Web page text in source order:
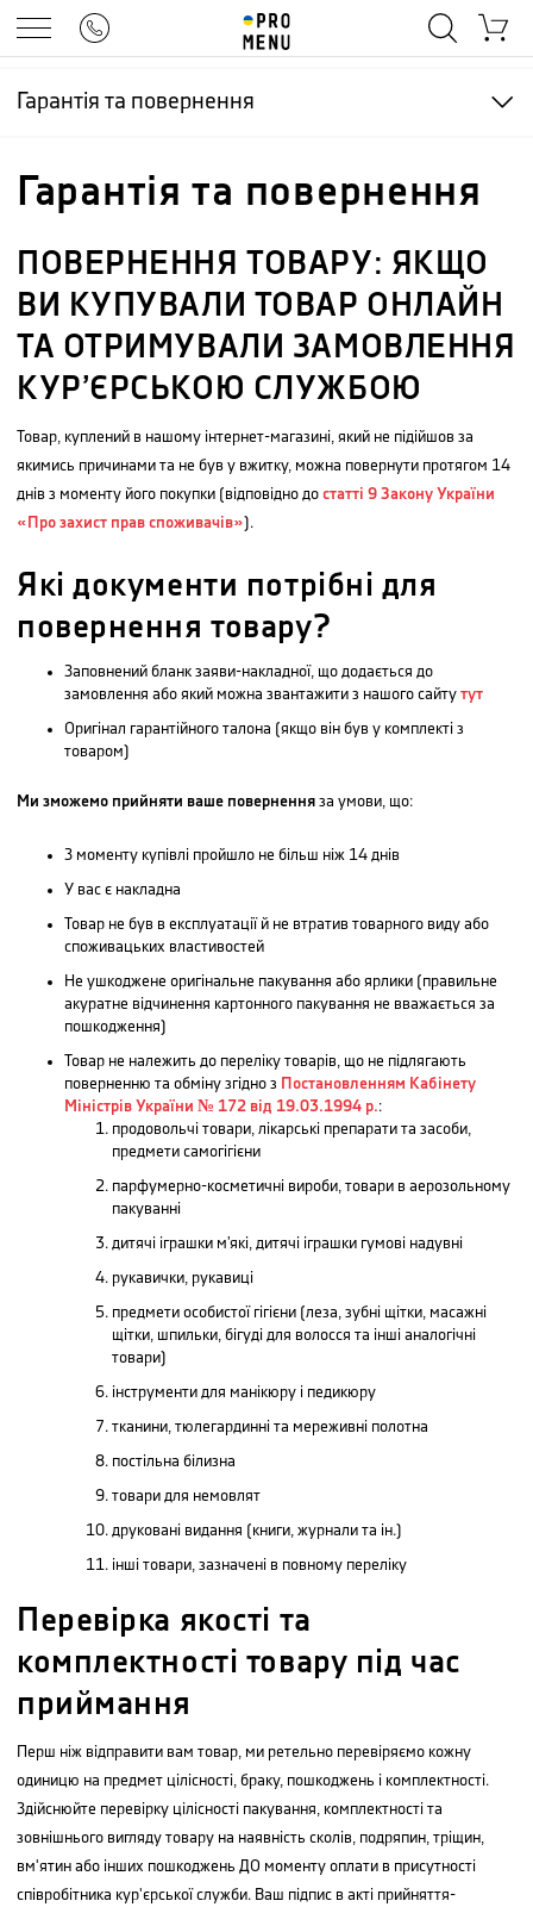
Гарантія та повернення
Гарантія та повернення
ПОВЕРНЕННЯ ТОВАРУ: ЯКЩО
ВИ КУПУВАЛИ ТОВАР ОНЛАЙН
ТА ОТРИМУВАЛИ ЗАМОВЛЕННЯ
КУР’ЄРСЬКОЮ СЛУЖБОЮ
Товар, куплений в нашому інтернет-магазині, який не підійшов за
якимись причинами та не був у вжитку, можна повернути протягом 14
днів з моменту його покупки (відповідно до статті 9 Закону України
«Про захист прав споживачів»).
Які документи потрібні для
повернення товару?
Заповнений бланк заяви-накладної, що додається до
замовлення або який можна звантажити з нашого сайту тут
Оригінал гарантійного талона (якщо він був у комплекті з
товаром)
Ми зможемо прийняти ваше повернення за умови, що:
З моменту купівлі пройшло не більш ніж 14 днів
У вас є накладна
Товар не був в експлуатації й не втратив товарного виду або
споживацьких властивостей
Не ушкоджене оригінальне пакування або ярлики (правильне
акуратне відчинення картонного пакування не вважається за
пошкодження)
Товар не належить до переліку товарів, що не підлягають
поверненню та обміну згідно з П​остановленням Кабінету
Міністрів України № 172 від 19.03.1994 р.:
продовольчі товари, лікарські препарати та засоби,
предмети самогігієни
парфумерно-косметичні вироби, товари в аерозольному
пакуванні
дитячі іграшки м’які, дитячі іграшки гумові надувні
рукавички, рукавиці
предмети особистої гігієни (леза, зубні щітки, масажні
щітки, шпильки, бігуді для волосся та інші аналогічні
товари)
інструменти для манікюру і педикюру
тканини, тюлегардинні та мереживні полотна
постільна білизна
товари для немовлят
друковані видання (книги, журнали та ін.)
інші товари, зазначені в повному переліку
Перевірка якості та
комплектності товару під час
приймання
Перш ніж відправити вам товар, ми ретельно перевіряємо кожну
одиницю на предмет цілісності, браку, пошкоджень і комплектності.
Здійснюйте перевірку цілісності пакування, комплектності та
зовнішнього вигляду товару на наявність сколів, подряпин, тріщин,
вм'ятин або інших пошкоджень ДО моменту оплати в присутності
співробітника кур'єрської служби. Ваш підпис в акті прийняття-